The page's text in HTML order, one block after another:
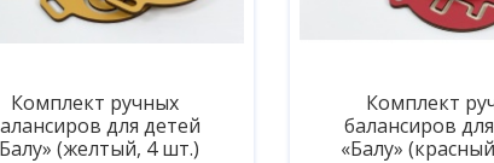
Комплект ручных
для детей
(красный, 4 шт.)
Комплект
балансиров
«Балу»